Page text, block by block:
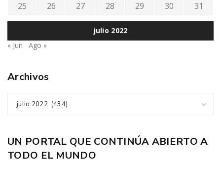
julio 2022
25
26 27 28 29 30 31
« Jun Ago »
Archivos
julio 2022 (434)
UN PORTAL QUE CONTINÚA ABIERTO A
TODO EL MUNDO